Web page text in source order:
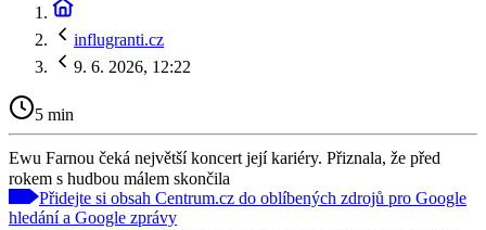
influgranti.cz
9. 6. 2026, 12:22
5 min
Ewu Farnou čeká největší koncert její kariéry. Přiznala, že před
rokem s hudbou málem skončila
Přidejte si obsah Centrum.cz do oblíbených zdrojů pro Google
hledání a Google zprávy